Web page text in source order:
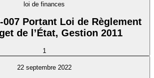
loi de finances
007 Portant Loi de Règlement
de l’État, Gestion 2011
1
22 septembre 2022